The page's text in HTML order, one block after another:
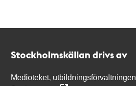
Stockholmskällan drivs av
Medioteket, utbildningsförvaltningen